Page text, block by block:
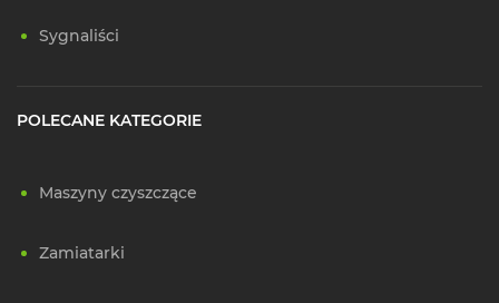
Sygnaliści
POLECANE KATEGORIE
Maszyny czyszczące
Zamiatarki